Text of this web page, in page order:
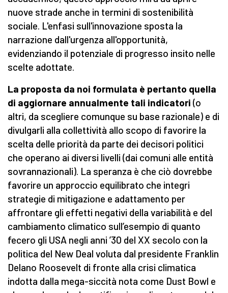
nuove strade anche in termini di sostenibilità
sociale. L'enfasi sull'innovazione sposta la
narrazione dall'urgenza all'opportunità,
evidenziando il potenziale di progresso insito nelle
scelte adottate.
La proposta da noi formulata è pertanto quella
di aggiornare annualmente tali indicatori (o
altri, da scegliere comunque su base razionale) e di
divulgarli alla collettività allo scopo di favorire la
scelta delle priorità da parte dei decisori politici
che operano ai diversi livelli (dai comuni alle entità
sovrannazionali). La speranza è che ciò dovrebbe
favorire un approccio equilibrato che integri
strategie di mitigazione e adattamento per
affrontare gli effetti negativi della variabilità e del
cambiamento climatico sull’esempio di quanto
fecero gli USA negli anni ’30 del XX secolo con la
politica del New Deal voluta dal presidente Franklin
Delano Roosevelt di fronte alla crisi climatica
indotta dalla mega-siccità nota come Dust Bowl e